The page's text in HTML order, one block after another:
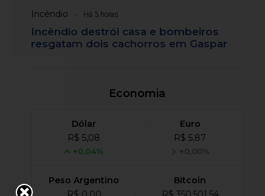
Incêndio Há 3 horas
Incêndio destrói casa e bombeiros
resgatam dois cachorros em Gaspar
Economia
Dólar
R$ 5,08
+0,04%
Euro
R$ 5,87
+0,00%
Peso Argentino
Bitcoin